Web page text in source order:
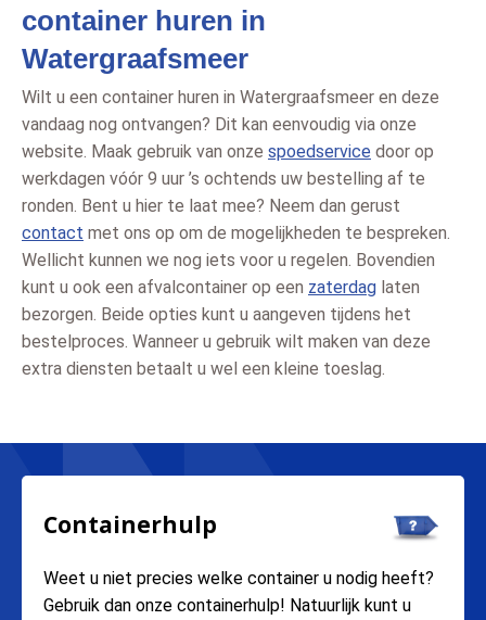
container huren in
Watergraafsmeer
Wilt u een container huren in Watergraafsmeer en deze
vandaag nog ontvangen? Dit kan eenvoudig via onze
website. Maak gebruik van onze spoedservice door op
werkdagen vóór 9 uur ’s ochtends uw bestelling af te
ronden. Bent u hier te laat mee? Neem dan gerust
contact met ons op om de mogelijkheden te bespreken.
Wellicht kunnen we nog iets voor u regelen. Bovendien
kunt u ook een afvalcontainer op een zaterdag laten
bezorgen. Beide opties kunt u aangeven tijdens het
bestelproces. Wanneer u gebruik wilt maken van deze
extra diensten betaalt u wel een kleine toeslag.
Containerhulp
Weet u niet precies welke container u nodig heeft?
Gebruik dan onze containerhulp! Natuurlijk kunt u